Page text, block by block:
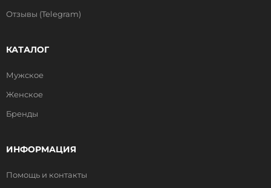
Отзывы (Telegram)
КАТАЛОГ
Мужское
Женское
Бренды
ИНФОРМАЦИЯ
Помощь и контакты